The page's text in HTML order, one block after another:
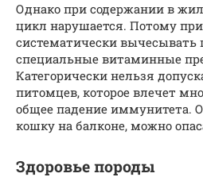
Однако при содержании в
цикл нарушается. Потому
систематически вычесывать
специальные витаминные
Категорически нельзя
питомцев, которое влечет
общее падение иммунитета.
кошку на балконе, можно
Здоровье породы